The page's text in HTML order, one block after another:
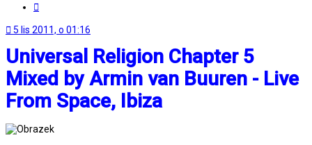
5 lis 2011, o 01:16
Universal Religion Chapter 5
Mixed by Armin van Buuren - Live
From Space, Ibiza